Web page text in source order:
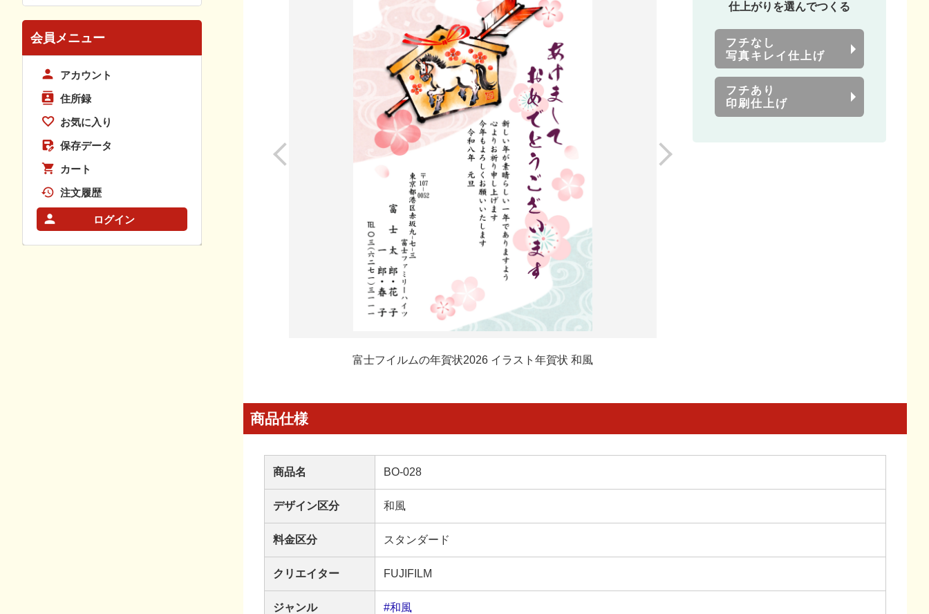
富士フイルムの年賀状2026 イラスト年賀状 和風
仕上がりを選んでつくる
フチなし
写真キレイ仕上げ
フチあり
印刷仕上げ
商品仕様
商品名 BO-028
デザイン区分 和風
料金区分 スタンダード
クリエイター FUJIFILM
ジャンル #和風
会員メニュー
アカウント
住所録
お気に入り
保存データ
カート
注文履歴
ログイン